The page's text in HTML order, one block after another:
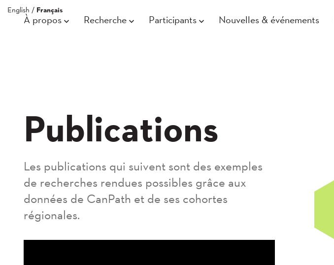
English / Français
À propos Recherche Participants Nouvelles & événements
Publications
Les publications qui suivent sont des exemples
de recherches rendues possibles grâce aux
données de CanPath et de ses cohortes
régionales.